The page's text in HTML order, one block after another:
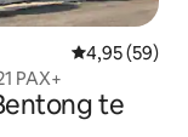
Gemiddelde
4,95 (59)
PAX+
te